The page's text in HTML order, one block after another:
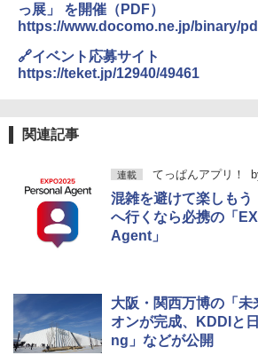
っ展」 を開催（PDF）
https://www.docomo.ne.jp/binary/
🔗イベント応募サイト
https://teket.jp/12940/49461
関連記事
連載 てっぱんアプリ！
混雑を避けて楽しもう
へ行くなら必携の「
Agent」
大阪・関西万博の「未
オンが完成、KDDIと
ng」などが公開